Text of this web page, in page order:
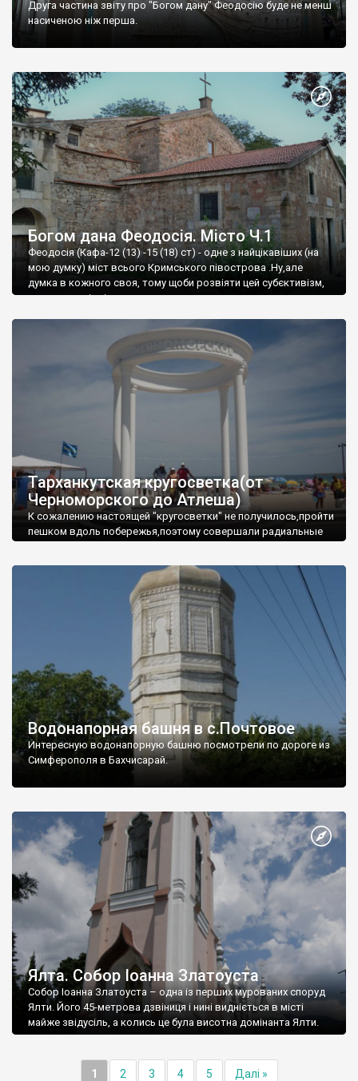
Друга частина звіту про "Богом дану" Феодосію буде не менш
насиченою ніж перша.
Богом дана Феодосія. Місто Ч.1
Феодосія (Кафа-12 (13) -15 (18) ст) - одне з найцікавіших (на
мою думку) міст всього Кримського півострова .Ну,але
думка в кожного своя, тому щоби розвіяти цей субєктивізм,
запрошую відвідати це
Тарханкутская кругосветка(от
Черноморского до Атлеша)
К сожалению настоящей "кругосветки" не получилось,пройти
пешком вдоль побережья,поэтому совершали радиальные
Водонапорная башня в с.Почтовое
Интересную водонапорную башню посмотрели по дороге из
Симферополя в Бахчисарай.
Ялта. Собор Іоанна Златоуста
Собор Іоанна Златоуста – одна із перших мурованих споруд
Ялти. Його 45-метрова дзвіниця і нині видніється в місті
майже звідусіль, а колись це була висотна домінанта Ялти.
1 2 3 4 5 Далі »